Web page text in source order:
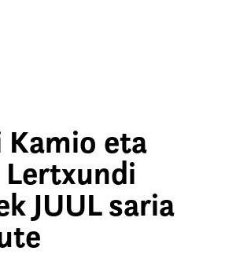
Kamio eta
Lertxundi
JUUL saria